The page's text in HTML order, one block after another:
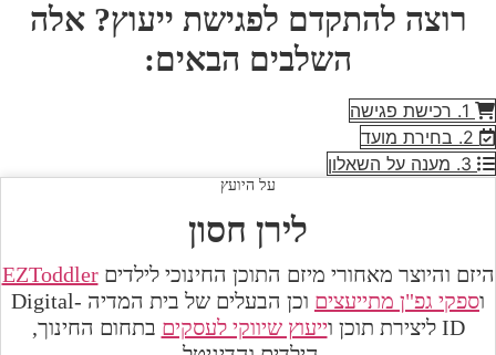
רוצה להתקדם לפגישת ייעוץ? אלה
השלבים הבאים:
1. רכישת פגישה
2. בחירת מועד
3. מענה על השאלון
על היועץ
לירן חסון
היזם והיוצר מאחורי מיזם התוכן החינוכי לילדיםEZToddler
וספקי גפ"ן מתייעצים וכן הבעלים של
בית המדיה Digital-
ID ליצירת תוכן ו
ייעוץ שיווקי לעסקים בתחום החינוך,